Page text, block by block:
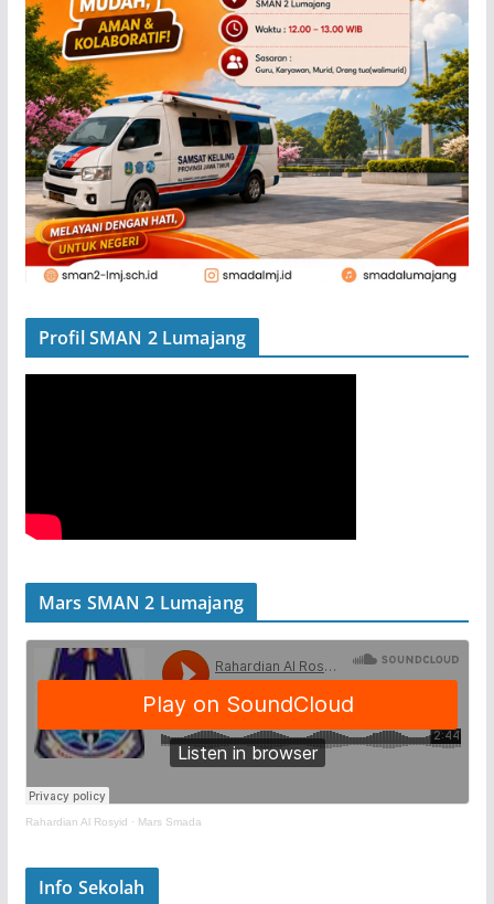
Profil SMAN 2 Lumajang
Mars SMAN 2 Lumajang
Rahardian Al Rosyid · Mars Smada
Info Sekolah